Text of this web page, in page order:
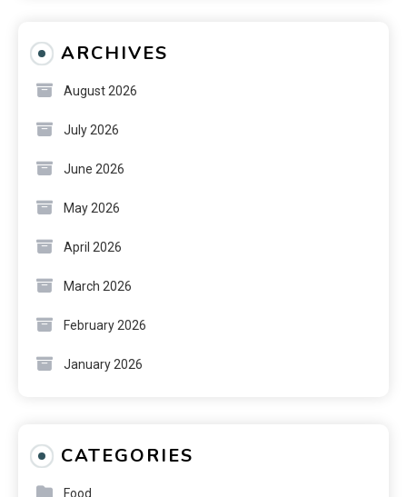
ARCHIVES
August 2026
July 2026
June 2026
May 2026
April 2026
March 2026
February 2026
January 2026
CATEGORIES
Food